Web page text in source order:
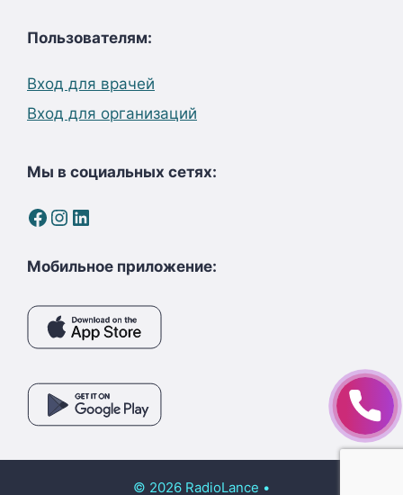
Пользователям:
Вход для врачей
Вход для организаций
Мы в социальных сетях:
Facebook
Instagram
LinkedIn
Мобильное приложение:
© 2026 RadioLance •